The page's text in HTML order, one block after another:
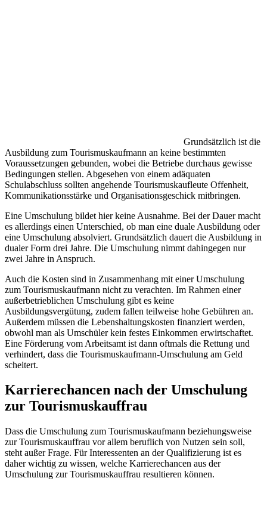
Grundsätzlich ist die
Ausbildung zum Tourismuskaufmann an keine bestimmten
Voraussetzungen gebunden, wobei die Betriebe durchaus gewisse
Bedingungen stellen. Abgesehen von einem adäquaten
Schulabschluss sollten angehende Tourismuskaufleute Offenheit,
Kommunikationsstärke und Organisationsgeschick mitbringen.
Eine Umschulung bildet hier keine Ausnahme. Bei der Dauer macht
es allerdings einen Unterschied, ob man eine duale Ausbildung oder
eine Umschulung absolviert. Grundsätzlich dauert die Ausbildung in
dualer Form drei Jahre. Die Umschulung nimmt dahingegen nur
zwei Jahre in Anspruch.
Auch die Kosten sind in Zusammenhang mit einer Umschulung
zum Tourismuskaufmann nicht zu verachten. Im Rahmen einer
außerbetrieblichen Umschulung gibt es keine
Ausbildungsvergütung, zudem fallen teilweise hohe Gebühren an.
Außerdem müssen die Lebenshaltungskosten finanziert werden,
obwohl man als Umschüler kein festes Einkommen erwirtschaftet.
Eine Förderung vom Arbeitsamt ist dann oftmals die Rettung und
verhindert, dass die Tourismuskaufmann-Umschulung am Geld
scheitert.
Karrierechancen nach der Umschulung
zur Tourismuskauffrau
Dass die Umschulung zum Tourismuskaufmann beziehungsweise
zur Tourismuskauffrau vor allem beruflich von Nutzen sein soll,
steht außer Frage. Für Interessenten an der Qualifizierung ist es
daher wichtig zu wissen, welche Karrierechancen aus der
Umschulung zur Tourismuskauffrau resultieren können.